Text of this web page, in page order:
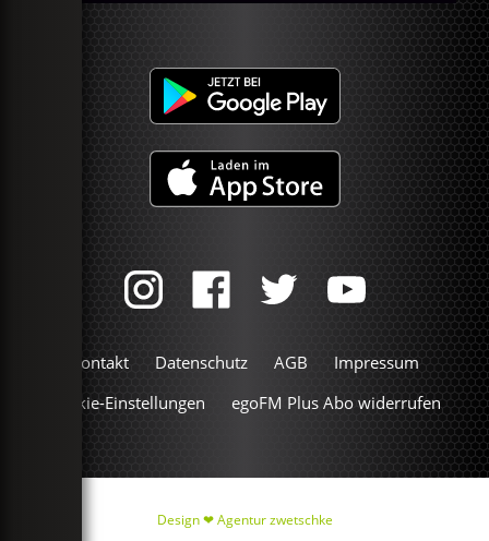
Kontakt Datenschutz AGB
Impressum
Cookie-Einstellungen
egoFM Plus Abo widerrufen
Design ❤Agentur zwetschke